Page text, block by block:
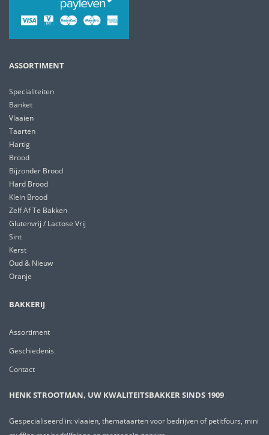
ASSORTIMENT
Specialiteiten
Banket
Vlaaien
Taarten
Hartig
Brood
Bijzonder Brood
Hard Brood
Klein Brood
Zelf Af Te Bakken
Glutenvrij / Lactose Vrij
Sint
Kerst
Oud & Nieuw
Oranje
BAKKERIJ
Assortiment
Geschiedenis
Contact
HENK STROOTMAN, UW KWALITEITSBAKKER SINDS 1909
Gespecialiseerd in: vlaaien, themataarten voor bedrijven of petitfours, mini